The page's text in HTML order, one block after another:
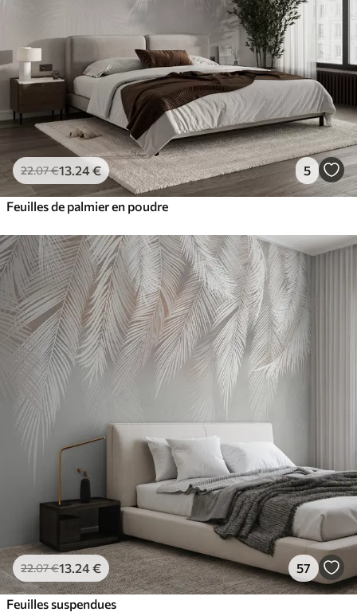
22.07€13 .24€ 5
Feuilles de palmier en poudre
22.07€13 .24€ 57
Feuilles suspendues